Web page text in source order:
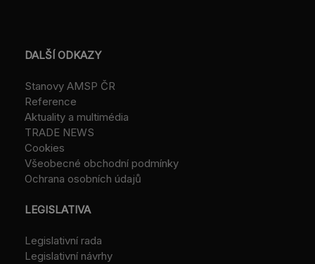
DALŠÍ ODKAZY
Stanovy AMSP ČR
Reference
Aktuality a multimédia
TRADE NEWS
Cookies
Všeobecné obchodní podmínky
Ochrana osobních údajů
LEGISLATIVA
Legislativní rada
Legislativní návrhy